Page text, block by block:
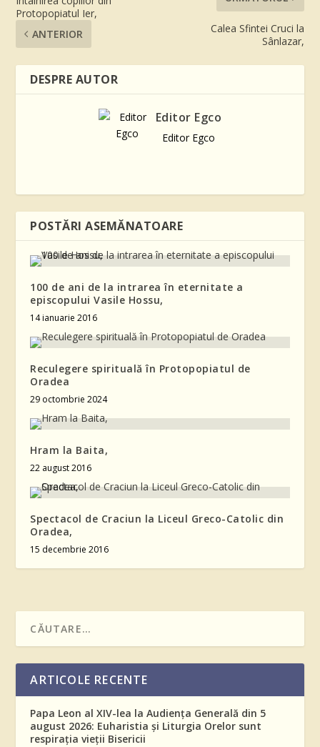
Protopopiatul Ier,
ANTERIOR
Calea Sfintei Cruci la
Sânlazar,
DESPRE AUTOR
Editor Egco
Editor Egco
POSTĂRI ASEMĂNATOARE
100 de ani de la intrarea în eternitate a
episcopului Vasile Hossu,
14 ianuarie 2016
Reculegere spirituală în Protopopiatul de
Oradea
29 octombrie 2024
Hram la Baita,
22 august 2016
Spectacol de Craciun la Liceul Greco-Catolic din
Oradea,
15 decembrie 2016
ARTICOLE RECENTE
Papa Leon al XIV-lea la Audiența Generală din 5
august 2026: Euharistia și Liturgia Orelor sunt
respirația vieții Bisericii